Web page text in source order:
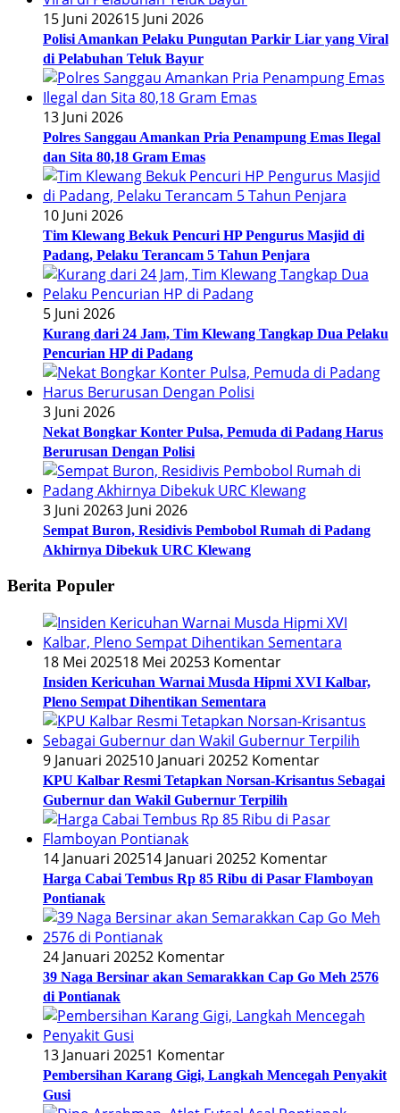
15 Juni 202615 Juni 2026
Polisi Amankan Pelaku Pungutan Parkir Liar yang Viral
di Pelabuhan Teluk Bayur
13 Juni 2026
Polres Sanggau Amankan Pria Penampung Emas Ilegal
dan Sita 80,18 Gram Emas
10 Juni 2026
Tim Klewang Bekuk Pencuri HP Pengurus Masjid di
Padang, Pelaku Terancam 5 Tahun Penjara
5 Juni 2026
Kurang dari 24 Jam, Tim Klewang Tangkap Dua Pelaku
Pencurian HP di Padang
3 Juni 2026
Nekat Bongkar Konter Pulsa, Pemuda di Padang Harus
Berurusan Dengan Polisi
3 Juni 20263 Juni 2026
Sempat Buron, Residivis Pembobol Rumah di Padang
Akhirnya Dibekuk URC Klewang
Berita Populer
18 Mei 202518 Mei 20253 Komentar
Insiden Kericuhan Warnai Musda Hipmi XVI Kalbar,
Pleno Sempat Dihentikan Sementara
9 Januari 202510 Januari 20252 Komentar
KPU Kalbar Resmi Tetapkan Norsan-Krisantus Sebagai
Gubernur dan Wakil Gubernur Terpilih
14 Januari 202514 Januari 20252 Komentar
Harga Cabai Tembus Rp 85 Ribu di Pasar Flamboyan
Pontianak
24 Januari 20252 Komentar
39 Naga Bersinar akan Semarakkan Cap Go Meh 2576
di Pontianak
13 Januari 20251 Komentar
Pembersihan Karang Gigi, Langkah Mencegah Penyakit
Gusi